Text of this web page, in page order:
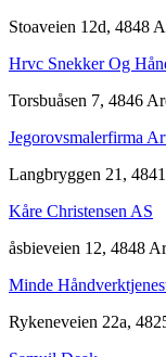
Stoaveien 12d, 4848
Hrvc Snekker Og
Torsbuåsen 7, 4846
Jegorovsmalerfirma
Langbryggen 21,
Kåre Christensen AS
åsbieveien 12, 4848
Minde
Rykeneveien 22a,